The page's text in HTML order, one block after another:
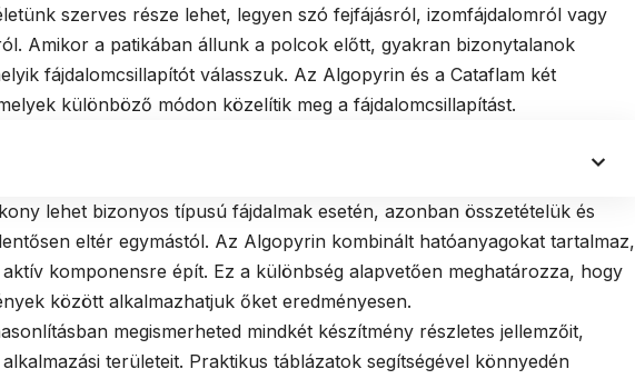
szerves része lehet, legyen szó fejfájásról, izomfájdalomról vagy
Amikor a patikában állunk a polcok előtt, gyakran bizonytalanok
fájdalomcsillapítót válasszuk. Az Algopyrin és a Cataflam két
különböző módon közelítik meg a fájdalomcsillapítást.
lehet bizonyos típusú fájdalmak esetén, azonban összetételük és
eltér egymástól. Az Algopyrin kombinált hatóanyagokat tartalmaz,
komponensre épít. Ez a különbség alapvetően meghatározza, hogy
között alkalmazhatjuk őket eredményesen.
megismerheted mindkét készítmény részletes jellemzőit,
területeit. Praktikus táblázatok segítségével könnyedén